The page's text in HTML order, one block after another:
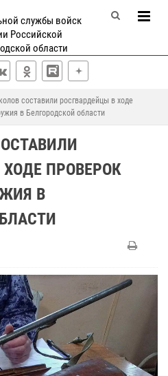
службы войск
Российской
области
составили росгвардейцы в ходе
в Белгородской области
ПРОВЕРОК
В